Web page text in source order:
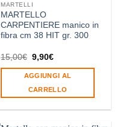
MARTELLI
MARTELLO
CARPENTIERE manico in
fibra cm 38 HIT gr. 300
15,00€ Il
originale
era:
15,00€.
9,90€Il
attuale
è:
9,90€.
AGGIUNGI AL
CARRELLO